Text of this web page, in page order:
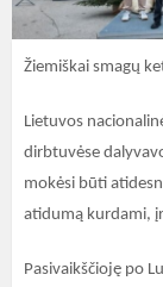
Žiemiškai smagų
Lietuvos
dirbtuvėse
mokėsi būti
atidumą kurdami,
Pasivaikščioję po